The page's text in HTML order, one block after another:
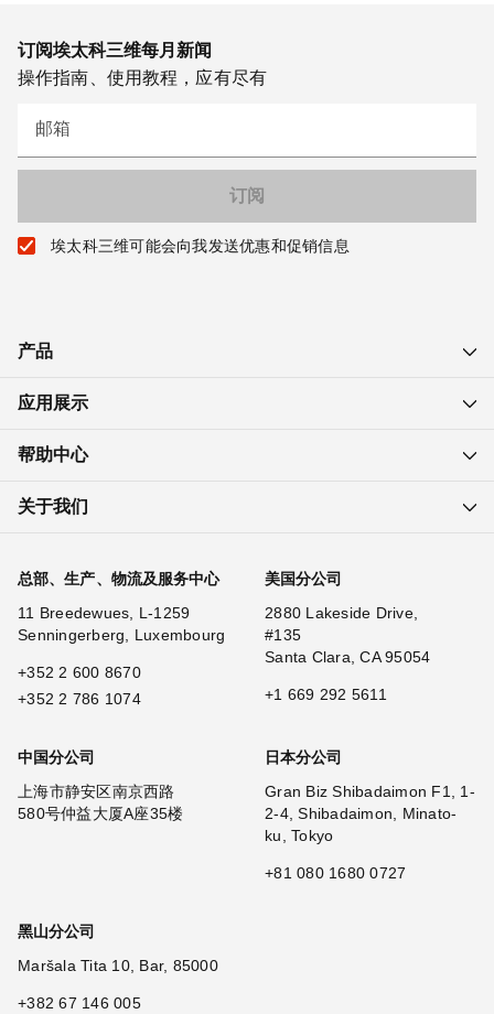
订阅埃太科三维每月新闻
操作指南、使用教程，应有尽有
邮箱
埃太科三维可能会向我发送优惠和促销信息
产品
应用展示
帮助中心
关于我们
总部、生产、物流及服务中心
11 Breedewues, L-1259
Senningerberg, Luxembourg
+352 2 600 8670
+352 2 786 1074
美国分公司
2880 Lakeside Drive,
#135
Santa Clara, CA 95054
+1 669 292 5611
中国分公司
上海市静安区南京西路
580号仲益大厦A座35楼
日本分公司
Gran Biz Shibadaimon F1, 1-
2-4, Shibadaimon, Minato-
ku, Tokyo
+81 080 1680 0727
黑山分公司
Maršala Tita 10, Bar, 85000
+382 67 146 005